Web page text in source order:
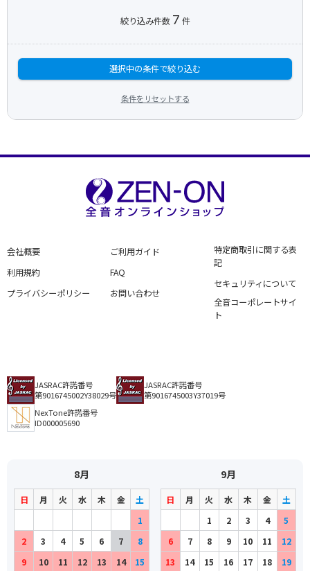
絞り込み件数 7 件
選択中の条件で絞り込む
条件をリセットする
会社概要
利用規約
プライバシーポリシー
ご利用ガイド
FAQ
お問い合わせ
特定商取引に関する表
記
セキュリティについて
全音コーポレートサイ
ト
JASRAC許諾番号
第9016745002Y38029号
JASRAC許諾番号
第9016745003Y37019号
NexTone許諾番号
ID000005690
8月
日 月 火 水 木 金
土
1
2
3 4 5 6 7
8
9
10 11 12 13 14 15
9月
日 月 火 水 木 金
土
1
2 3 4
5
6
7 8 9 10 11
12
13
14 15 16 17 18 19